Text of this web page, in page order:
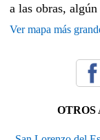
a las obras,
Ver mapa más
OTROS